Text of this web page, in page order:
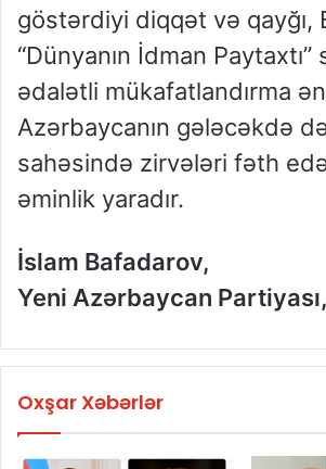
göstərdiyi diqqət və qayğı,
“Dünyanın İdman
ədalətli mükafatlandırma
Azərbaycanın gələcəkdə
sahəsində zirvələri fəth
əminlik yaradır.
İslam Bafadarov,
Yeni Azərbaycan
Oxşar Xəbərlər